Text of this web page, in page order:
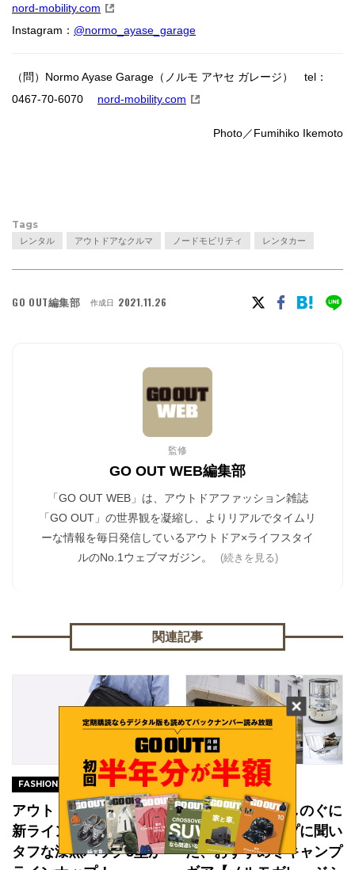
nord-mobility.com
Instagram： @normo_ayase_garage
（問）Normo Ayase Garage（ノルモ アヤセ ガレージ） tel：
0467-70-6070 nord-mobility.com
Photo／Fumihiko Ikemoto
Tags
レンタル アウトドアなクルマ ノードモビリティ レンタカー
GO OUT編集部 作成日 2021.11.26
監修
GO OUT WEB編集部
「GO OUT WEB」は、アウトドアファッション雑誌
「GO OUT」の世界観を凝縮し、よりリアルでタイムリ
ーな情報を毎日発信しているアウトドア×ライフスタイ
ルのNo.1ウェブマガジン。
(続きを見る)
関連記事
アウトドアプロダクツに
新ラインが誕生。撥水＆
タフな漆黒バッグ5型が
FASHION 2023.06.30
極寒キャンプをしのぐに
は？人気ショップに聞い
た、おすすめ冬キャンプ
GEAR 2022.12.03